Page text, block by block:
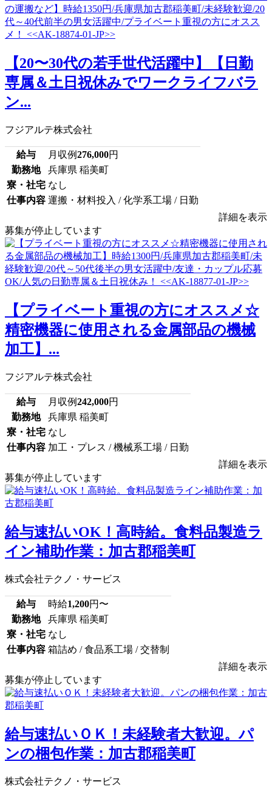
【20〜30代の若手世代活躍中】【日勤
専属＆土日祝休みでワークライフバラ
ン...
フジアルテ株式会社
給与 月収例276,000円
勤務地
兵庫県 稲美町
寮・社宅 なし
仕事内容 運搬・材料投入 / 化学系工場 / 日勤
詳細を表示
募集が停止しています
【プライベート重視の方にオススメ☆
精密機器に使用される金属部品の機械
加工】...
フジアルテ株式会社
給与 月収例242,000円
勤務地
兵庫県 稲美町
寮・社宅 なし
仕事内容 加工・プレス / 機械系工場 / 日勤
詳細を表示
募集が停止しています
給与速払いOK！高時給。食料品製造ラ
イン補助作業：加古郡稲美町
株式会社テクノ・サービス
給与 時給1,200円〜
勤務地
兵庫県 稲美町
寮・社宅 なし
仕事内容 箱詰め / 食品系工場 / 交替制
詳細を表示
募集が停止しています
給与速払いＯＫ！未経験者大歓迎。パ
ンの梱包作業：加古郡稲美町
株式会社テクノ・サービス